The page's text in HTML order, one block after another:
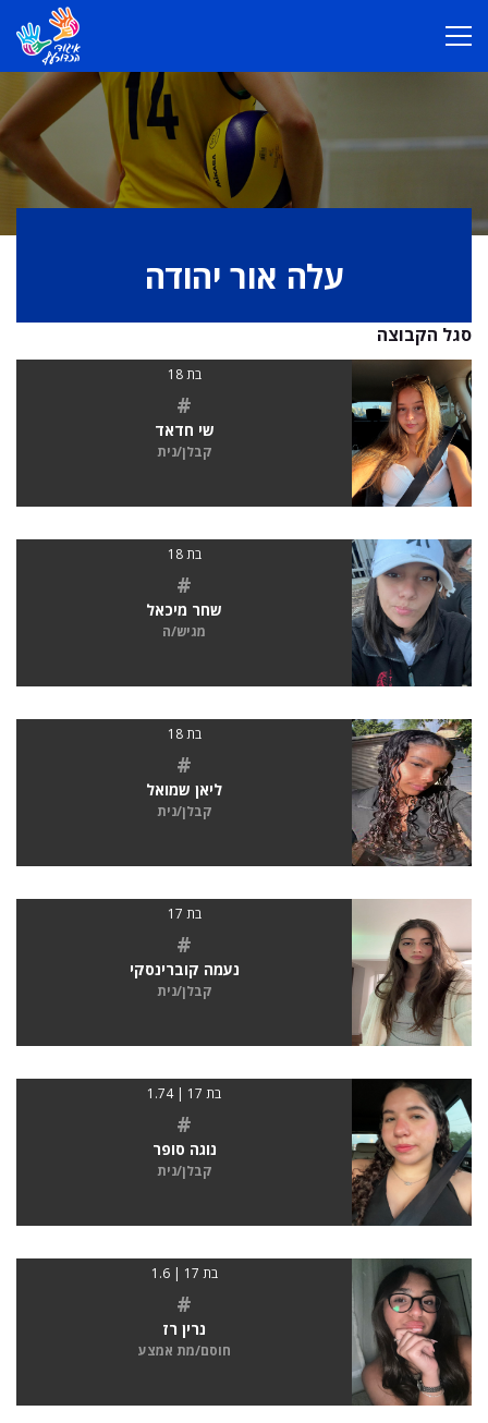
עלה אור יהודה
סגל הקבוצה
בת 18
#
שי חדאד
קבלן/נית
בת 18
#
שחר מיכאל
מגיש/ה
בת 18
#
ליאן שמואל
קבלן/נית
בת 17
#
נעמה קוברינסקי
קבלן/נית
בת 17 | 1.74
#
נוגה סופר
קבלן/נית
בת 17 | 1.6
#
נרין רז
חוסם/מת אמצע